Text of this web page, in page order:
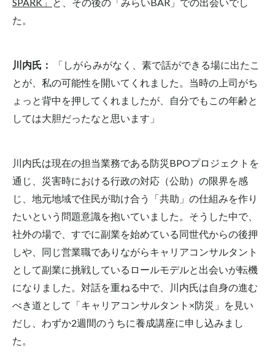
た。
川内氏：
「しがらみがなく、素で話ができる場に出たこ
とが、私の可能性を開いてくれました。当時の上司がち
ょっと背中を押してくれましたが、自分でもこの年齢と
しては大胆だったなと思います」
川内氏は現在の担当業務である防災BPOプロジェクトを
通じ、災害時における行政の対応（公助）の限界を感
じ、地元地域で住民が助け合う「共助」の仕組みを作り
たいという問題意識を抱いていました。そうした中で、
社外の場で、すでに副業を始めている同世代からの後押
しや、同じ営業職でありながらキャリアコンサルタント
として副業に挑戦しているロールモデルと出会いが転機
になりました。対話を重ねる中で、川内氏は自身の進む
べき道として「キャリアコンサルタント×防災」を見い
だし、わずか2週間のうちに養成講座に申し込みまし
た。